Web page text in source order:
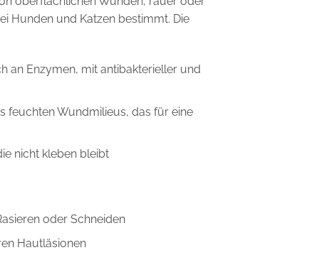
Hunden und Katzen bestimmt. Die
an Enzymen, mit antibakterieller und
Wundmilieus, das für eine
nicht kleben bleibt
oder Schneiden
Hautläsionen